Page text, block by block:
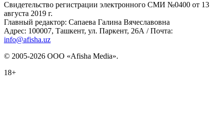
Свидетельство регистрации электронного СМИ №0400 от 13
августа 2019 г.
Главный редактор: Сапаева Галина Вячеславовна
Адрес: 100007, Ташкент, ул. Паркент, 26А / Почта:
info@afisha.uz
© 2005-2026 ООО «Afisha Media».
18+